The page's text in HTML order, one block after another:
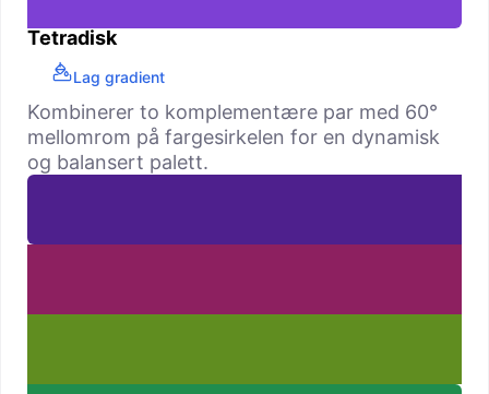
Tetradisk
Lag gradient
Kombinerer to komplementære par med 60°
mellomrom på fargesirkelen for en dynamisk
og balansert palett.